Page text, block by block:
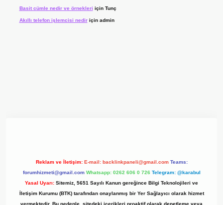
Basit cümle nedir ve örnekleri için Tunç
Akıllı telefon işlemcisi nediriçin admin
Reklam ve İletişim: E-mail: backlinkpaneli@gmail.com Teams:
forumhizmeti@gmail.com Whatsapp: 0262 606 0 726 Telegram: @karabul
Yasal Uyarı: Sitemiz, 5651 Sayılı Kanun gereğince Bilgi Teknolojileri ve
İletişim Kurumu (BTK) tarafından onaylanmış bir Yer Sağlayıcı olarak hizmet
vermektedir. Bu nedenle, sitedeki içerikleri proaktif olarak denetleme veya